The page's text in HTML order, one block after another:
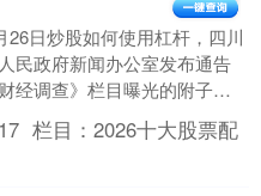
26日炒股如何使用杠杆，四川
民政府新闻办公室发布通告
经调查》栏目曝光的附子违
问题进行专项调查。 7月26
财....栏目：2026十大股票配